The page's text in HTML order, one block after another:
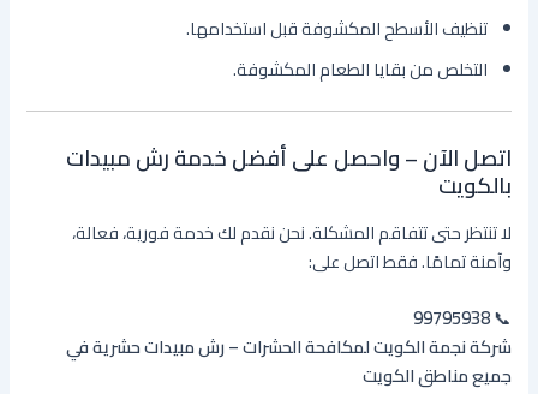
تنظيف الأسطح المكشوفة قبل استخدامها.
التخلص من بقايا الطعام المكشوفة.
اتصل الآن – واحصل على أفضل خدمة رش مبيدات
بالكويت
لا تنتظر حتى تتفاقم المشكلة. نحن نقدم لك خدمة فورية، فعالة،
وآمنة تمامًا. فقط اتصل على:
📞
99795938
شركة نجمة الكويت لمكافحة الحشرات – رش مبيدات حشرية في
جميع مناطق الكويت